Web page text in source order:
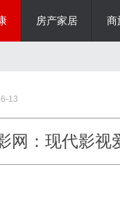
房产家居 商
13
网：现代影视